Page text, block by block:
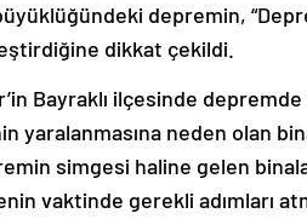
depremin,
dikkat çekildi.
Bayraklı ilçesinde depremde
yaralanmasına neden olan
simgesi haline gelen
vaktinde gerekli adımları